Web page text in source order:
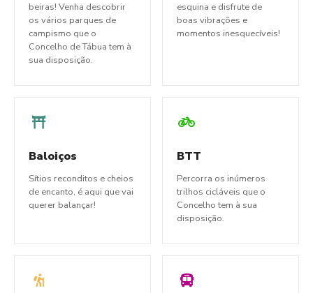
beiras! Venha descobrir
os vários parques de
campismo que o
Concelho de Tábua tem à
sua disposição.
esquina e disfrute de
boas vibrações e
momentos inesquecíveis!
Baloiços
Sítios reconditos e cheios
de encanto, é aqui que vai
querer balançar!
BTT
Percorra os inúmeros
trilhos cicláveis que o
Concelho tem à sua
disposição.